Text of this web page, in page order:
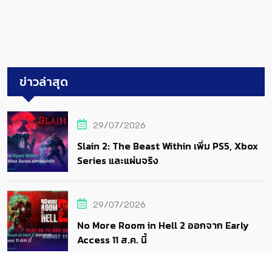
ข่าวล่าสุด
29/07/2026
Slain 2: The Beast Within เพิ่ม PS5, Xbox
Series และแผ่นจริง
29/07/2026
No More Room in Hell 2 ออกจาก Early
Access 11 ส.ค. นี้